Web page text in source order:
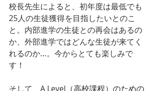
校長先生によると、初年度は最低でも
25人の生徒獲得を目指したいとのこ
と。内部進学の生徒との再会はあるの
か、外部進学ではどんな生徒が来てく
れるのか…。今からとても楽しみで
す！
そして、A Level （高校課程）のための